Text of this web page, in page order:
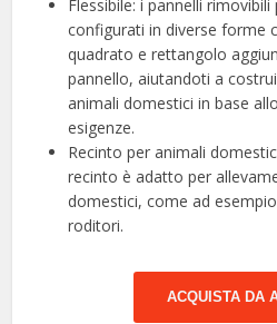
Flessibile: i pannelli
configurati in diverse forme
quadrato e rettangolo
pannello, aiutandoti a
animali domestici in base
esigenze.
Recinto per animali
recinto è adatto per
domestici, come ad
roditori.
ACQUISTA DA